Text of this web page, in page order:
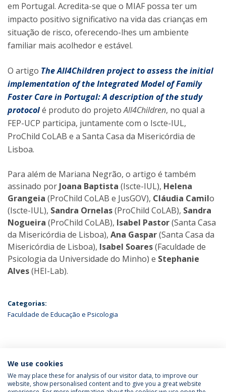
em Portugal. Acredita-se que o MIAF possa ter um
impacto positivo significativo na vida das crianças em
situação de risco, oferecendo-lhes um ambiente
familiar mais acolhedor e estável.
O artigo The All4Children project to assess the initial
implementation of the Integrated Model of Family
Foster Care in Portugal: A description of the study
protocolé produto do projetoAll4Children, no qual a
FEP-UCP participa, juntamente com o Iscte-IUL,
ProChild CoLAB e a Santa Casa da Misericórdia de
Lisboa.
Para além de Mariana Negrão, o artigo é também
assinado por Joana Baptista (Iscte-IUL), Helena
Grangeia (ProChild CoLAB e JusGOV), Cláudia Camilo
(Iscte-IUL), Sandra Ornelas(ProChild CoLAB), Sandra
Nogueira (ProChild CoLAB), Isabel Pastor(Santa Casa
da Misericórdia de Lisboa), Ana Gaspar(Santa Casa da
Misericórdia de Lisboa), Isabel Soares(Faculdade de
Psicologia da Universidade do Minho) e Stephanie
Alves(HEI-Lab).
Categorias:
Faculdade de Educação e Psicologia
ÚLTIMAS NOTÍCIAS
We use cookies
We may place these for analysis of our visitor data, to improve our
website, show personalised content and to give you a great website